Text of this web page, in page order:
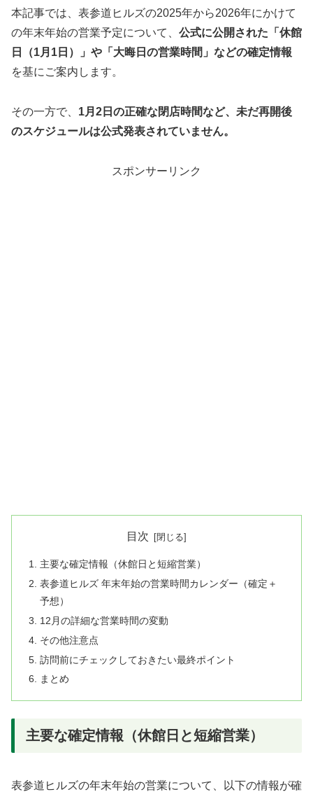
本記事では、表参道ヒルズの2025年から2026年にかけて
の年末年始の営業予定について、 公式に公開された「休館
日（1月1日）」や「大晦日の営業時間」などの確定情報
を基にご案内します。
その一方で、 1月2日の正確な閉店時間など、未だ再開後
のスケジュールは公式発表されていません。
スポンサーリンク
目次
主要な確定情報（休館日と短縮営業）
表参道ヒルズ 年末年始の営業時間カレンダー（確定＋
予想）
12月の詳細な営業時間の変動
その他注意点
訪問前にチェックしておきたい最終ポイント
まとめ
主要な確定情報（休館日と短縮営業）
表参道ヒルズの年末年始の営業について、以下の情報が確